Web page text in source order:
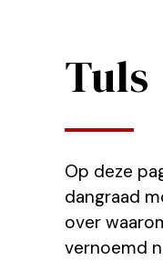
Tuls
Op deze
dangraad
over
vernoemd